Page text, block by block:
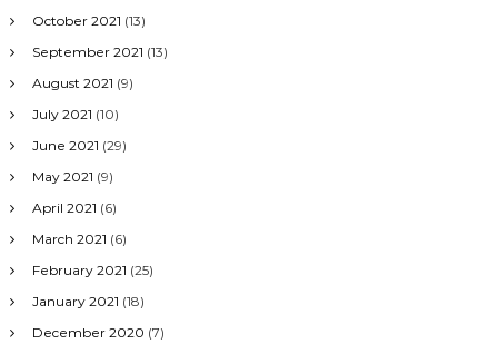
October 2021 (13)
September 2021 (13)
August 2021 (9)
July 2021 (10)
June 2021 (29)
May 2021 (9)
April 2021 (6)
March 2021 (6)
February 2021 (25)
January 2021 (18)
December 2020 (7)